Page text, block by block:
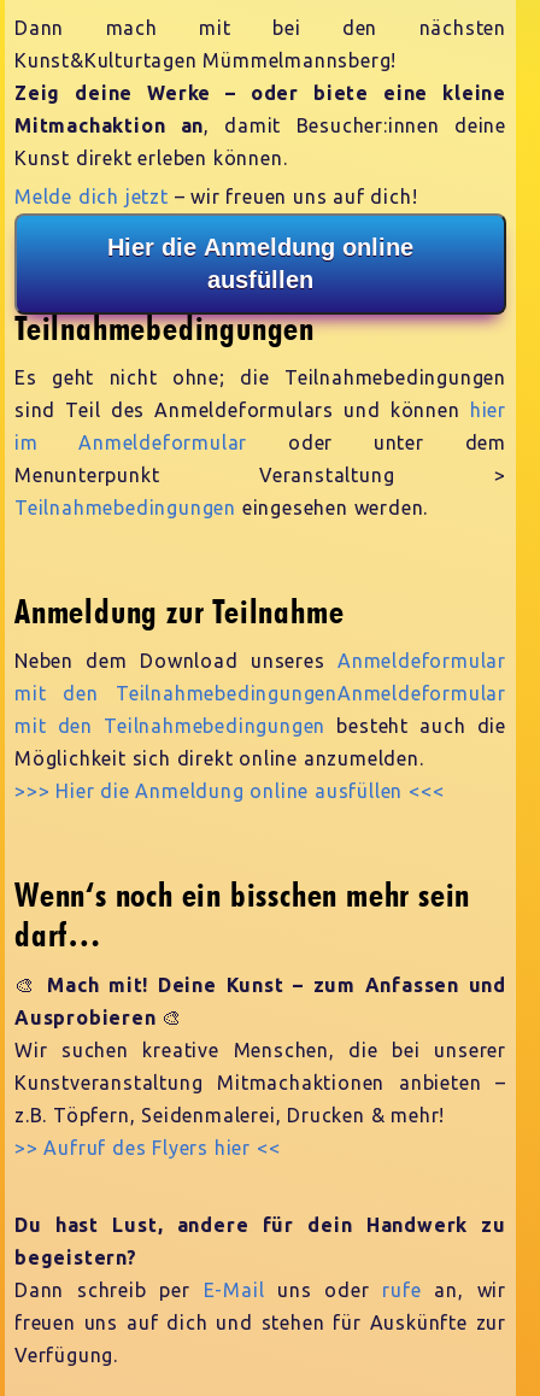
Dann mach mit bei den nächsten
Kunst&Kulturtagen Mümmelmannsberg!
Zeig deine Werke – oder biete eine kleine
Mitmachaktion an, damit Besucher:innen deine
Kunst direkt erleben können.
Melde dich jetzt – wir freuen uns auf dich!
Hier die Anmeldung online
ausfüllen
Teilnahmebedingungen
Es geht nicht ohne; die Teilnahmebedingungen
sind Teil des Anmeldeformulars und können
hier
im Anmeldeformular oder unter dem
Menunterpunkt Veranstaltung >
Teilnahmebedingungen eingesehen werden.
Anmeldung zur Teilnahme
Neben dem Download unseres Anmeldeformular
mit den TeilnahmebedingungenAnmeldeformular
mit den Teilnahmebedingungen
besteht auch die
Möglichkeit sich direkt online anzumelden.
>>> Hier die Anmeldung online ausfüllen <<<
Wenn‘s noch ein bisschen mehr sein
darf…
🎨 Mach mit! Deine Kunst – zum Anfassen und
Ausprobieren 🎨
Wir suchen kreative Menschen, die bei unserer
Kunstveranstaltung Mitmachaktionen anbieten –
z.B. Töpfern, Seidenmalerei, Drucken & mehr!
>> Aufruf des Flyers hier <<
Du hast Lust, andere für dein Handwerk zu
begeistern?
Dann schreib per E-Mail uns oder rufe an, wir
freuen uns auf dich und stehen für Auskünfte zur
Verfügung.